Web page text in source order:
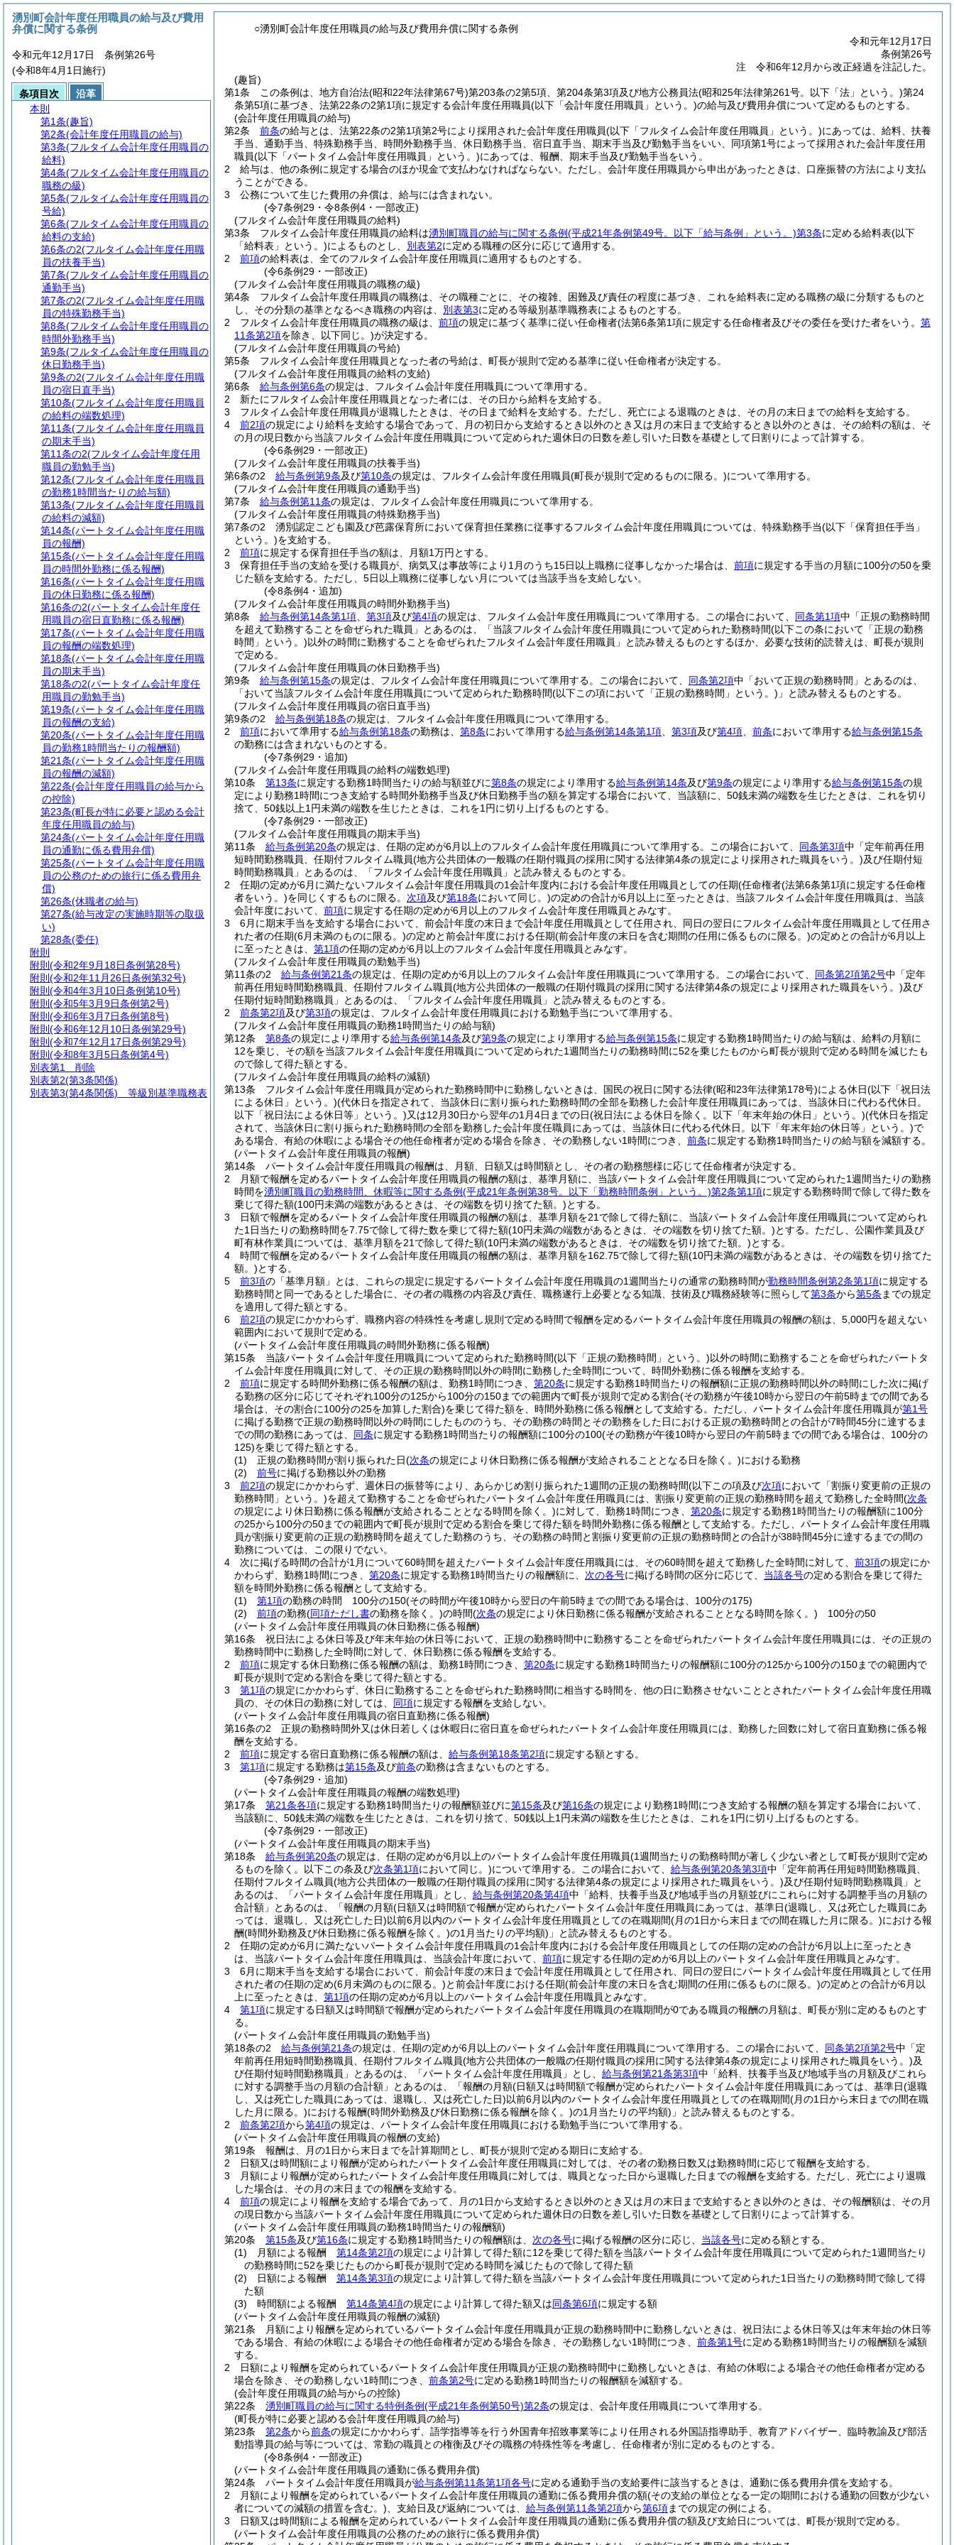
○湧別町会計年度任用職員の給与及び費用弁償に関する条例
令和元年12月17日
条例第26号
注 令和6年12月から改正経過を注記した。
(趣旨)
第1条
この条例は、地方自治法(昭和22年法律第67号)第203条の2第5項、第204条第3項及び地方公務員法(昭和25年法律第261号。以下「法」という。)第24
条第5項に基づき、法第22条の2第1項に規定する会計年度任用職員(以下「会計年度任用職員」という。)の給与及び費用弁償について定めるものとする。
(会計年度任用職員の給与)
第2条
前条の給与とは、法第22条の2第1項第2号により採用された会計年度任用職員(以下「フルタイム会計年度任用職員」という。)にあっては、給料、扶養
手当、通勤手当、特殊勤務手当、時間外勤務手当、休日勤務手当、宿日直手当、期末手当及び勤勉手当をいい、同項第1号によって採用された会計年度任用
職員(以下「パートタイム会計年度任用職員」という。)にあっては、報酬、期末手当及び勤勉手当をいう。
2
給与は、他の条例に規定する場合のほか現金で支払わなければならない。 ただし、会計年度任用職員から申出があったときは、口座振替の方法により支払
うことができる。
3
公務について生じた費用の弁償は、給与には含まれない。
(令7条例29・令8条例4・一部改正)
(フルタイム会計年度任用職員の給料)
第3条
フルタイム会計年度任用職員の給料は湧別町職員の給与に関する条例(平成21年条例第49号。以下「給与条例」という。)第3条に定める給料表(以下
「給料表」という。)によるものとし、 別表第2に定める職種の区分に応じて適用する。
2
前項の給料表は、全てのフルタイム会計年度任用職員に適用するものとする。
(令6条例29・一部改正)
(フルタイム会計年度任用職員の職務の級)
第4条
フルタイム会計年度任用職員の職務は、その職種ごとに、その複雑、困難及び責任の程度に基づき、これを給料表に定める職務の級に分類するものと
し、その分類の基準となるべき職務の内容は、 別表第3に定める等級別基準職務表によるものとする。
2
フルタイム会計年度任用職員の職務の級は、 前項の規定に基づく基準に従い任命権者(法第6条第1項に規定する任命権者及びその委任を受けた者をいう。 第
11条第2項を除き、以下同じ。)が決定する。
(フルタイム会計年度任用職員の号給)
第5条
フルタイム会計年度任用職員となった者の号給は、町長が規則で定める基準に従い任命権者が決定する。
(フルタイム会計年度任用職員の給料の支給)
第6条
給与条例第6条の規定は、フルタイム会計年度任用職員について準用する。
2
新たにフルタイム会計年度任用職員となった者には、その日から給料を支給する。
3
フルタイム会計年度任用職員が退職したときは、その日まで給料を支給する。 ただし、死亡による退職のときは、その月の末日までの給料を支給する。
4
前2項の規定により給料を支給する場合であって、月の初日から支給するとき以外のとき又は月の末日まで支給するとき以外のときは、その給料の額は、そ
の月の現日数から当該フルタイム会計年度任用職員について定められた週休日の日数を差し引いた日数を基礎として日割りによって計算する。
(令6条例29・一部改正)
(フルタイム会計年度任用職員の扶養手当)
第6条の2
給与条例第9条及び第10条の規定は、フルタイム会計年度任用職員(町長が規則で定めるものに限る。)について準用する。
(フルタイム会計年度任用職員の通勤手当)
第7条
給与条例第11条の規定は、フルタイム会計年度任用職員について準用する。
(フルタイム会計年度任用職員の特殊勤務手当)
第7条の2
湧別認定こども園及び芭露保育所において保育担任業務に従事するフルタイム会計年度任用職員については、特殊勤務手当(以下「保育担任手当」
という。)を支給する。
2
前項に規定する保育担任手当の額は、月額1万円とする。
3
保育担任手当の支給を受ける職員が、病気又は事故等により1月のうち15日以上職務に従事しなかった場合は、 前項に規定する手当の月額に100分の50を乗
じた額を支給する。 ただし、5日以上職務に従事しない月については当該手当を支給しない。
(令8条例4・追加)
(フルタイム会計年度任用職員の時間外勤務手当)
第8条
給与条例第14条第1項 第3項及び第4項の規定は、フルタイム会計年度任用職員について準用する。 この場合において、 同条第1項中「正規の勤務時間
を超えて勤務することを命ぜられた職員」とあるのは、「当該フルタイム会計年度任用職員について定められた勤務時間(以下この条において「正規の勤務
時間」という。)以外の時間に勤務することを命ぜられたフルタイム会計年度任用職員」と読み替えるものとするほか、必要な技術的読替えは、町長が規則
で定める。
(フルタイム会計年度任用職員の休日勤務手当)
第9条
給与条例第15条の規定は、フルタイム会計年度任用職員について準用する。 この場合において、 同条第2項中「おいて正規の勤務時間」とあるのは、
「おいて当該フルタイム会計年度任用職員について定められた勤務時間(以下この項において「正規の勤務時間」という。) 」と読み替えるものとする。
(フルタイム会計年度任用職員の宿日直手当)
第9条の2
給与条例第18条の規定は、フルタイム会計年度任用職員について準用する。
2
前項において準用する給与条例第18条の勤務は、 第8条において準用する給与条例第14条第1項 第3項及び第4項 前条において準用する給与条例第15条
の勤務には含まれないものとする。
(令7条例29・追加)
(フルタイム会計年度任用職員の給料の端数処理)
第10条
第13条に規定する勤務1時間当たりの給与額並びに第8条の規定により準用する給与条例第14条及び第9条の規定により準用する給与条例第15条の規
定により勤務1時間につき支給する時間外勤務手当及び休日勤務手当の額を算定する場合において、当該額に、50銭未満の端数を生じたときは、これを切り
捨て、50銭以上1円未満の端数を生じたときは、これを1円に切り上げるものとする。
(令7条例29・一部改正)
(フルタイム会計年度任用職員の期末手当)
第11条
給与条例第20条の規定は、任期の定めが6月以上のフルタイム会計年度任用職員について準用する。 この場合において、 同条第3項中「定年前再任用
短時間勤務職員、任期付フルタイム職員(地方公共団体の一般職の任期付職員の採用に関する法律第4条の規定により採用された職員をいう。)及び任期付短
時間勤務職員」とあるのは、「フルタイム会計年度任用職員」と読み替えるものとする。
2
任期の定めが6月に満たないフルタイム会計年度任用職員の1会計年度内における会計年度任用職員としての任期(任命権者(法第6条第1項に規定する任命権
者をいう。)を同じくするものに限る。 次項及び第18条において同じ。)の定めの合計が6月以上に至ったときは、当該フルタイム会計年度任用職員は、当該
会計年度において、 前項に規定する任期の定めが6月以上のフルタイム会計年度任用職員とみなす。
3
6月に期末手当を支給する場合において、前会計年度の末日まで会計年度任用職員として任用され、同日の翌日にフルタイム会計年度任用職員として任用さ
れた者の任期(6月未満のものに限る。)の定めと前会計年度における任期(前会計年度の末日を含む期間の任用に係るものに限る。)の定めとの合計が6月以上
に至ったときは、 第1項の任期の定めが6月以上のフルタイム会計年度任用職員とみなす。
(フルタイム会計年度任用職員の勤勉手当)
第11条の2
給与条例第21条の規定は、任期の定めが6月以上のフルタイム会計年度任用職員について準用する。 この場合において、 同条第2項第2号中「定年
前再任用短時間勤務職員、任期付フルタイム職員(地方公共団体の一般職の任期付職員の採用に関する法律第4条の規定により採用された職員をいう。)及び
任期付短時間勤務職員」とあるのは、「フルタイム会計年度任用職員」と読み替えるものとする。
2
前条第2項及び第3項の規定は、フルタイム会計年度任用職員における勤勉手当について準用する。
(フルタイム会計年度任用職員の勤務1時間当たりの給与額)
第12条
第8条の規定により準用する給与条例第14条及び第9条の規定により準用する給与条例第15条に規定する勤務1時間当たりの給与額は、給料の月額に
12を乗じ、その額を当該フルタイム会計年度任用職員について定められた1週間当たりの勤務時間に52を乗じたものから町長が規則で定める時間を減じたも
ので除して得た額とする。
(フルタイム会計年度任用職員の給料の減額)
第13条
フルタイム会計年度任用職員が定められた勤務時間中に勤務しないときは、国民の祝日に関する法律(昭和23年法律第178号)による休日(以下「祝日法
による休日」という。)(代休日を指定されて、当該休日に割り振られた勤務時間の全部を勤務した会計年度任用職員にあっては、当該休日に代わる代休日。
以下「祝日法による休日等」という。)又は12月30日から翌年の1月4日までの日(祝日法による休日を除く。以下「年末年始の休日」という。)(代休日を指定
されて、当該休日に割り振られた勤務時間の全部を勤務した会計年度任職員にあっては、当該休日に代わる代休日。以下「年末年始の休日等」という。)で
ある場合、有給の休暇による場合その他任命権者が定める場合を除き、その勤務しない1時間につき、 前条に規定する勤務1時間当たりの給与額を減額する。
(パートタイム会計年度任用職員の報酬)
第14条
パートタイム会計年度任用職員の報酬は、月額、日額又は時間額とし、その者の勤務態様に応じて任命権者が決定する。
2
月額で報酬を定めるパートタイム会計年度任用職員の報酬の額は、基準月額に、当該パートタイム会計年度任用職員について定められた1週間当たりの勤務
時間を湧別町職員の勤務時間、休暇等に関する条例(平成21年条例第38号。以下「勤務時間条例」という。)第2条第1項に規定する勤務時間で除して得た数を
乗じて得た額(100円未満の端数があるときは、その端数を切り捨てた額。)とする。
3
日額で報酬を定めるパートタイム会計年度任用職員の報酬の額は、基準月額を21で除して得た額に、当該パートタイム会計年度任用職員について定められ
た1日当たりの勤務時間を7.75で除して得た数を乗じて得た額(10円未満の端数があるときは、その端数を切り捨てた額。)とする。 ただし、公園作業員及び
町有林作業員については、基準月額を21で除して得た額(10円未満の端数があるときは、その端数を切り捨てた額。)とする。
4
時間で報酬を定めるパートタイム会計年度任用職員の報酬の額は、基準月額を162.75で除して得た額(10円未満の端数があるときは、その端数を切り捨てた
額。)とする。
5
前3項の「基準月額」とは、これらの規定に規定するパートタイム会計年度任用職員の1週間当たりの通常の勤務時間が勤務時間条例第2条第1項に規定する
勤務時間と同一であるとした場合に、その者の職務の内容及び責任、職務遂行上必要となる知識、技術及び職務経験等に照らして第3条から第5条 までの規定
を適用して得た額とする。
6
前2項の規定にかかわらず、職務内容の特殊性を考慮し規則で定める時間で報酬を定めるパートタイム会計年度任用職員の報酬の額は、5,000円を超えない
範囲内において規則で定める。
(パートタイム会計年度任用職員の時間外勤務に係る報酬)
第15条
当該パートタイム会計年度任用職員について定められた勤務時間(以下「正規の勤務時間」という。)以外の時間に勤務することを命ぜられたパートタ
イム会計年度任用職員に対して、その正規の勤務時間以外の時間に勤務した全時間について、時間外勤務に係る報酬を支給する。
2
前項に規定する時間外勤務に係る報酬の額は、勤務1時間につき、 第20条に規定する勤務1時間当たりの報酬額に正規の勤務時間以外の時間にした次に掲げ
る勤務の区分に応じてそれぞれ100分の125から100分の150までの範囲内で町長が規則で定める割合(その勤務が午後10時から翌日の午前5時までの間である
場合は、その割合に100分の25を加算した割合)を乗じて得た額を、時間外勤務に係る報酬として支給する。 ただし、パートタイム会計年度任用職員が第1号
に掲げる勤務で正規の勤務時間以外の時間にしたもののうち、その勤務の時間とその勤務をした日における正規の勤務時間との合計が7時間45分に達するま
での間の勤務にあっては、 同条に規定する勤務1時間当たりの報酬額に100分の100(その勤務が午後10時から翌日の午前5時までの間である場合は、100分の
125)を乗じて得た額とする。
(1)
正規の勤務時間が割り振られた日(次条の規定により休日勤務に係る報酬が支給されることとなる日を除く。)における勤務
(2)
前号に掲げる勤務以外の勤務
3
前2項の規定にかかわらず、週休日の振替等により、あらかじめ割り振られた1週間の正規の勤務時間(以下この項及び次項において「割振り変更前の正規の
勤務時間」という。)を超えて勤務することを命ぜられたパートタイム会計年度任用職員には、割振り変更前の正規の勤務時間を超えて勤務した全時間(次条
の規定により休日勤務に係る報酬が支給されることとなる時間を除く。)に対して、勤務1時間につき、 第20条に規定する勤務1時間当たりの報酬額に100分
の25から100分の50までの範囲内で町長が規則で定める割合を乗じて得た額を時間外勤務に係る報酬として支給する。 ただし、パートタイム会計年度任用職
員が割振り変更前の正規の勤務時間を超えてした勤務のうち、その勤務の時間と割振り変更前の正規の勤務時間との合計が38時間45分に達するまでの間の
勤務については、この限りでない。
4
次に掲げる時間の合計が1月について60時間を超えたパートタイム会計年度任用職員には、その60時間を超えて勤務した全時間に対して、 前3項の規定にか
かわらず、勤務1時間につき、 第20条に規定する勤務1時間当たりの報酬額に、 次の各号に掲げる時間の区分に応じて、 当該各号の定める割合を乗じて得た
額を時間外勤務に係る報酬として支給する。
(1)
第1項の勤務の時間 100分の150(その時間が午後10時から翌日の午前5時までの間である場合は、100分の175)
(2)
前項の勤務(同項ただし書の勤務を除く。)の時間(次条の規定により休日勤務に係る報酬が支給されることとなる時間を除く。) 100分の50
(パートタイム会計年度任用職員の休日勤務に係る報酬)
第16条
祝日法による休日等及び年末年始の休日等において、正規の勤務時間中に勤務することを命ぜられたパートタイム会計年度任用職員には、その正規の
勤務時間中に勤務した全時間に対して、休日勤務に係る報酬を支給する。
2
前項に規定する休日勤務に係る報酬の額は、勤務1時間につき、 第20条に規定する勤務1時間当たりの報酬額に100分の125から100分の150までの範囲内で
町長が規則で定める割合を乗じて得た額とする。
3
第1項の規定にかかわらず、休日に勤務することを命ぜられた勤務時間に相当する時間を、他の日に勤務させないこととされたパートタイム会計年度任用職
員の、その休日の勤務に対しては、 同項に規定する報酬を支給しない。
(パートタイム会計年度任用職員の宿日直勤務に係る報酬)
第16条の2
正規の勤務時間外又は休日若しくは休暇日に宿日直を命ぜられたパートタイム会計年度任用職員には、勤務した回数に対して宿日直勤務に係る報
酬を支給する。
2
前項に規定する宿日直勤務に係る報酬の額は、 給与条例第18条第2項に規定する額とする。
3
第1項に規定する勤務は第15条及び前条の勤務は含まないものとする。
(令7条例29・追加)
(パートタイム会計年度任用職員の報酬の端数処理)
第17条
第21条各項に規定する勤務1時間当たりの報酬額並びに第15条及び第16条の規定により勤務1時間につき支給する報酬の額を算定する場合において、
当該額に、50銭未満の端数を生じたときは、これを切り捨て、50銭以上1円未満の端数を生じたときは、これを1円に切り上げるものとする。
(令7条例29・一部改正)
(パートタイム会計年度任用職員の期末手当)
第18条
給与条例第20条の規定は、任期の定めが6月以上のパートタイム会計年度任用職員(1週間当たりの勤務時間が著しく少ない者として町長が規則で定め
るものを除く。以下この条及び次条第1項において同じ。)について準用する。 この場合において、 給与条例第20条第3項中「定年前再任用短時間勤務職員、
任期付フルタイム職員(地方公共団体の一般職の任期付職員の採用に関する法律第4条の規定により採用された職員をいう。)及び任期付短時間勤務職員」と
あるのは、「パートタイム会計年度任用職員」とし、 給与条例第20条第4項中「給料、扶養手当及び地域手当の月額並びにこれらに対する調整手当の月額の
合計額」とあるのは、「報酬の月額(日額又は時間額で報酬が定められたパートタイム会計年度任用職員にあっては、基準日(退職し、又は死亡した職員にあ
っては、退職し、又は死亡した日)以前6月以内のパートタイム会計年度任用職員としての在職期間(月の1日から末日までの間在職した月に限る。)における報
酬(時間外勤務及び休日勤務に係る報酬を除く。)の1月当たりの平均額) 」と読み替えるものとする。
2
任期の定めが6月に満たないパートタイム会計年度任用職員の1会計年度内における会計年度任用職員としての任期の定めの合計が6月以上に至ったとき
は、当該パートタイム会計年度任用職員は、当該会計年度において、 前項に規定する任期の定めが6月以上のパートタイム会計年度任用職員とみなす。
3
6月に期末手当を支給する場合において、前会計年度の末日まで会計年度任用職員として任用され、同日の翌日にパートタイム会計年度任用職員として任用
された者の任期の定め(6月未満のものに限る。)と前会計年度における任期(前会計年度の末日を含む期間の任用に係るものに限る。)の定めとの合計が6月以
上に至ったときは、 第1項の任期の定めが6月以上のパートタイム会計年度任用職員とみなす。
4
第1項に規定する日額又は時間額で報酬が定められたパートタイム会計年度任用職員の在職期間が0である職員の報酬の月額は、町長が別に定めるものとす
る。
(パートタイム会計年度任用職員の勤勉手当)
第18条の2
給与条例第21条の規定は、任期の定めが6月以上のパートタイム会計年度任用職員について準用する。 この場合において、 同条第2項第2号中「定
年前再任用短時間勤務職員、任期付フルタイム職員(地方公共団体の一般職の任期付職員の採用に関する法律第4条の規定により採用された職員をいう。)及
び任期付短時間勤務職員」とあるのは、「パートタイム会計年度任用職員」とし、 給与条例第21条第3項中「給料、扶養手当及び地域手当の月額及びこれら
に対する調整手当の月額の合計額」とあるのは、「報酬の月額(日額又は時間額で報酬が定められたパートタイム会計年度任用職員にあっては、基準日(退職
し、又は死亡した職員にあっては、退職し、又は死亡した日)以前6月以内のパートタイム会計年度任用職員としての在職期間(月の1日から末日までの間在職
した月に限る。)における報酬(時間外勤務及び休日勤務に係る報酬を除く。)の1月当たりの平均額) 」と読み替えるものとする。
2
前条第2項から第4項の規定は、パートタイム会計年度任用職員における勤勉手当について準用する。
(パートタイム会計年度任用職員の報酬の支給)
第19条
報酬は、月の1日から末日までを計算期間とし、町長が規則で定める期日に支給する。
2
日額又は時間額により報酬が定められたパートタイム会計年度任用職員に対しては、その者の勤務日数又は勤務時間に応じて報酬を支給する。
3
月額により報酬が定められたパートタイム会計年度任用職員に対しては、職員となった日から退職した日までの報酬を支給する。 ただし、死亡により退職
した場合は、その月の末日までの報酬を支給する。
4
前項の規定により報酬を支給する場合であって、月の1日から支給するとき以外のとき又は月の末日まで支給するとき以外のときは、その報酬額は、その月
の現日数から当該パートタイム会計年度任用職員について定められた週休日の日数を差し引いた日数を基礎として日割りによって計算する。
(パートタイム会計年度任用職員の勤務1時間当たりの報酬額)
第20条
第15条及び第16条に規定する勤務1時間当たりの報酬額は、 次の各号に掲げる報酬の区分に応じ、 当該各号に定める額とする。
(1)
月額による報酬 第14条第2項の規定により計算して得た額に12を乗じて得た額を当該パートタイム会計年度任用職員について定められた1週間当たり
の勤務時間に52を乗じたものから町長が規則で定める時間を減じたもので除して得た額
(2)
日額による報酬 第14条第3項の規定により計算して得た額を当該パートタイム会計年度任用職員について定められた1日当たりの勤務時間で除して得
た額
(3)
時間額による報酬 第14条第4項の規定により計算して得た額又は同条第6項に規定する額
(パートタイム会計年度任用職員の報酬の減額)
第21条
月額により報酬を定められているパートタイム会計年度任用職員が正規の勤務時間中に勤務しないときは、祝日法による休日等又は年末年始の休日等
である場合、有給の休暇による場合その他任命権者が定める場合を除き、その勤務しない1時間につき、 前条第1号に定める勤務1時間当たりの報酬額を減額
する。
2
日額により報酬を定められているパートタイム会計年度任用職員が正規の勤務時間中に勤務しないときは、有給の休暇による場合その他任命権者が定める
場合を除き、その勤務しない1時間につき、 前条第2号に定める勤務1時間当たりの報酬額を減額する。
(会計年度任用職員の給与からの控除)
第22条
湧別町職員の給与に関する特例条例(平成21年条例第50号)第2条の規定は、会計年度任用職員について準用する。
(町長が特に必要と認める会計年度任用職員の給与)
第23条
第2条から前条の規定にかかわらず、語学指導等を行う外国青年招致事業等により任用される外国語指導助手、教育アドバイザー、臨時教諭及び部活
動指導員の給与等については、常勤の職員との権衡及びその職務の特殊性等を考慮し、任命権者が別に定めるものとする。
(令8条例4・一部改正)
(パートタイム会計年度任用職員の通勤に係る費用弁償)
第24条
パートタイム会計年度任用職員が給与条例第11条第1項各号に定める通勤手当の支給要件に該当するときは、通勤に係る費用弁償を支給する。
2
月額により報酬を定められているパートタイム会計年度任用職員の通勤に係る費用弁償の額(その支給の単位となる一定の期間における通勤の回数が少ない
者についての減額の措置を含む。) 、支給日及び返納については、 給与条例第11条第2項から第6項までの規定の例による。
3
日額又は時間額による報酬を定められているパートタイム会計年度任用職員の通勤に係る費用弁償の額及び支給日については、町長が規則で定める。
(パートタイム会計年度任用職員の公務のための旅行に係る費用弁償)
湧別町会計年度任用職員の給与及び費用
弁償に関する条例
令和元年12月17日 条例第26号
(令和8年4月1日施行)
条項目次
沿革
本則
第1条(趣旨)
第2条(会計年度任用職員の給与)
第3条(フルタイム会計年度任用職員の
給料)
第4条(フルタイム会計年度任用職員の
職務の級)
第5条(フルタイム会計年度任用職員の
号給)
第6条(フルタイム会計年度任用職員の
給料の支給)
第6条の2(フルタイム会計年度任用職
員の扶養手当)
第7条(フルタイム会計年度任用職員の
通勤手当)
第7条の2(フルタイム会計年度任用職
員の特殊勤務手当)
第8条(フルタイム会計年度任用職員の
時間外勤務手当)
第9条(フルタイム会計年度任用職員の
休日勤務手当)
第9条の2(フルタイム会計年度任用職
員の宿日直手当)
第10条(フルタイム会計年度任用職員
の給料の端数処理)
第11条(フルタイム会計年度任用職員
の期末手当)
第11条の2(フルタイム会計年度任用
職員の勤勉手当)
第12条(フルタイム会計年度任用職員
の勤務1時間当たりの給与額)
第13条(フルタイム会計年度任用職員
の給料の減額)
第14条(パートタイム会計年度任用職
員の報酬)
第15条(パートタイム会計年度任用職
員の時間外勤務に係る報酬)
第16条(パートタイム会計年度任用職
員の休日勤務に係る報酬)
第16条の2(パートタイム会計年度任
用職員の宿日直勤務に係る報酬)
第17条(パートタイム会計年度任用職
員の報酬の端数処理)
第18条(パートタイム会計年度任用職
員の期末手当)
第18条の2(パートタイム会計年度任
用職員の勤勉手当)
第19条(パートタイム会計年度任用職
員の報酬の支給)
第20条(パートタイム会計年度任用職
員の勤務1時間当たりの報酬額)
第21条(パートタイム会計年度任用職
員の報酬の減額)
第22条(会計年度任用職員の給与から
の控除)
第23条(町長が特に必要と認める会計
年度任用職員の給与)
第24条(パートタイム会計年度任用職
員の通勤に係る費用弁償)
第25条(パートタイム会計年度任用職
員の公務のための旅行に係る費用弁
償)
第26条(休職者の給与)
第27条(給与改定の実施時期等の取扱
い)
第28条(委任)
附則
附則 (令和2年9月18日条例第28号)
附則 (令和2年11月26日条例第32号)
附則 (令和4年3月10日条例第10号)
附則 (令和5年3月9日条例第2号)
附則 (令和6年3月7日条例第8号)
附則 (令和6年12月10日条例第29号)
附則 (令和7年12月17日条例第29号)
附則 (令和8年3月5日条例第4号)
別表第1
削除
別表第2(第3条関係)
別表第3(第4条関係) 等級別基準職務表